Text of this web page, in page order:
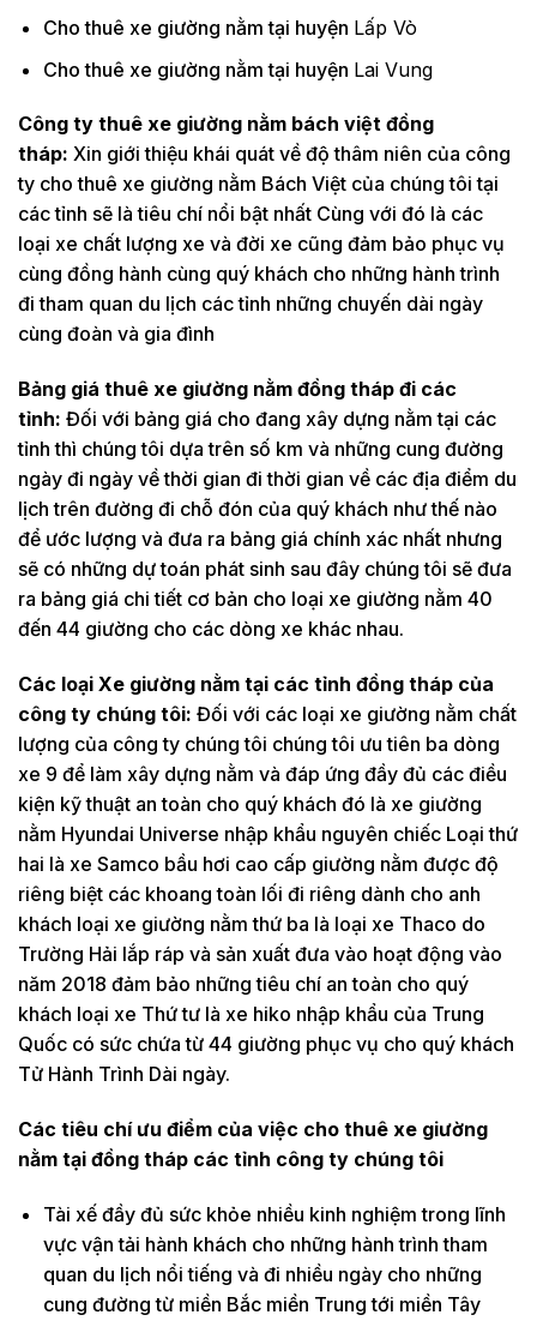
Cho thuê xe giường nằm tại huyện Lấp Vò
Cho thuê xe giường nằm tại huyện Lai Vung
Công ty thuê xe giường nằm bách việt đồng
tháp: Xin giới thiệu khái quát về độ thâm niên của công
ty cho thuê xe giường nằm Bách Việt của chúng tôi tại
các tỉnh sẽ là tiêu chí nổi bật nhất Cùng với đó là các
loại xe chất lượng xe và đời xe cũng đảm bảo phục vụ
cùng đồng hành cùng quý khách cho những hành trình
đi tham quan du lịch các tỉnh những chuyến dài ngày
cùng đoàn và gia đình
Bảng giá thuê xe giường nằm đồng tháp đi các
tỉnh: Đối với bảng giá cho đang xây dựng nằm tại các
tỉnh thì chúng tôi dựa trên số km và những cung đường
ngày đi ngày về thời gian đi thời gian về các địa điểm du
lịch trên đường đi chỗ đón của quý khách như thế nào
để ước lượng và đưa ra bảng giá chính xác nhất nhưng
sẽ có những dự toán phát sinh sau đây chúng tôi sẽ đưa
ra bảng giá chi tiết cơ bản cho loại xe giường nằm 40
đến 44 giường cho các dòng xe khác nhau.
Các loại Xe giường nằm tại các tỉnh đồng tháp của
công ty chúng tôi: Đối với các loại xe giường nằm chất
lượng của công ty chúng tôi chúng tôi ưu tiên ba dòng
xe 9 để làm xây dựng nằm và đáp ứng đầy đủ các điều
kiện kỹ thuật an toàn cho quý khách đó là xe giường
nằm Hyundai Universe nhập khẩu nguyên chiếc Loại thứ
hai là xe Samco bầu hơi cao cấp giường nằm được độ
riêng biệt các khoang toàn lối đi riêng dành cho anh
khách loại xe giường nằm thứ ba là loại xe Thaco do
Trường Hải lắp ráp và sản xuất đưa vào hoạt động vào
năm 2018 đảm bảo những tiêu chí an toàn cho quý
khách loại xe Thứ tư là xe hiko nhập khẩu của Trung
Quốc có sức chứa từ 44 giường phục vụ cho quý khách
Tử Hành Trình Dài ngày.
Các tiêu chí ưu điểm của việc cho thuê xe giường
nằm tại đồng tháp các tỉnh công ty chúng tôi
Tài xế đầy đủ sức khỏe nhiều kinh nghiệm trong lĩnh
vực vận tải hành khách cho những hành trình tham
quan du lịch nổi tiếng và đi nhiều ngày cho những
cung đường từ miền Bắc miền Trung tới miền Tây